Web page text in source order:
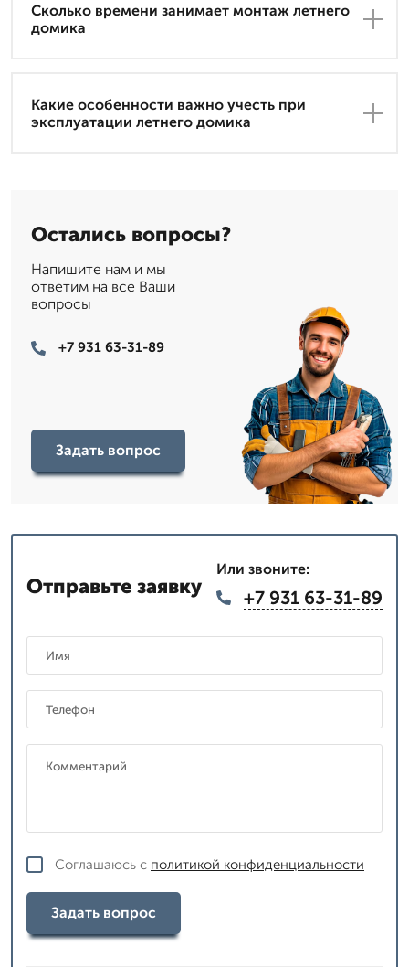
Сколько времени занимает монтаж летнего
домика
Какие особенности важно учесть при
эксплуатации летнего домика
Остались вопросы?
Напишите нам и мы
ответим на все Ваши
вопросы
+7 931 63-31-89
Задать вопрос
Отправьте заявку
Или звоните:
+7 931 63-31-89
Соглашаюсь с политикой конфиденциальности
Задать вопрос